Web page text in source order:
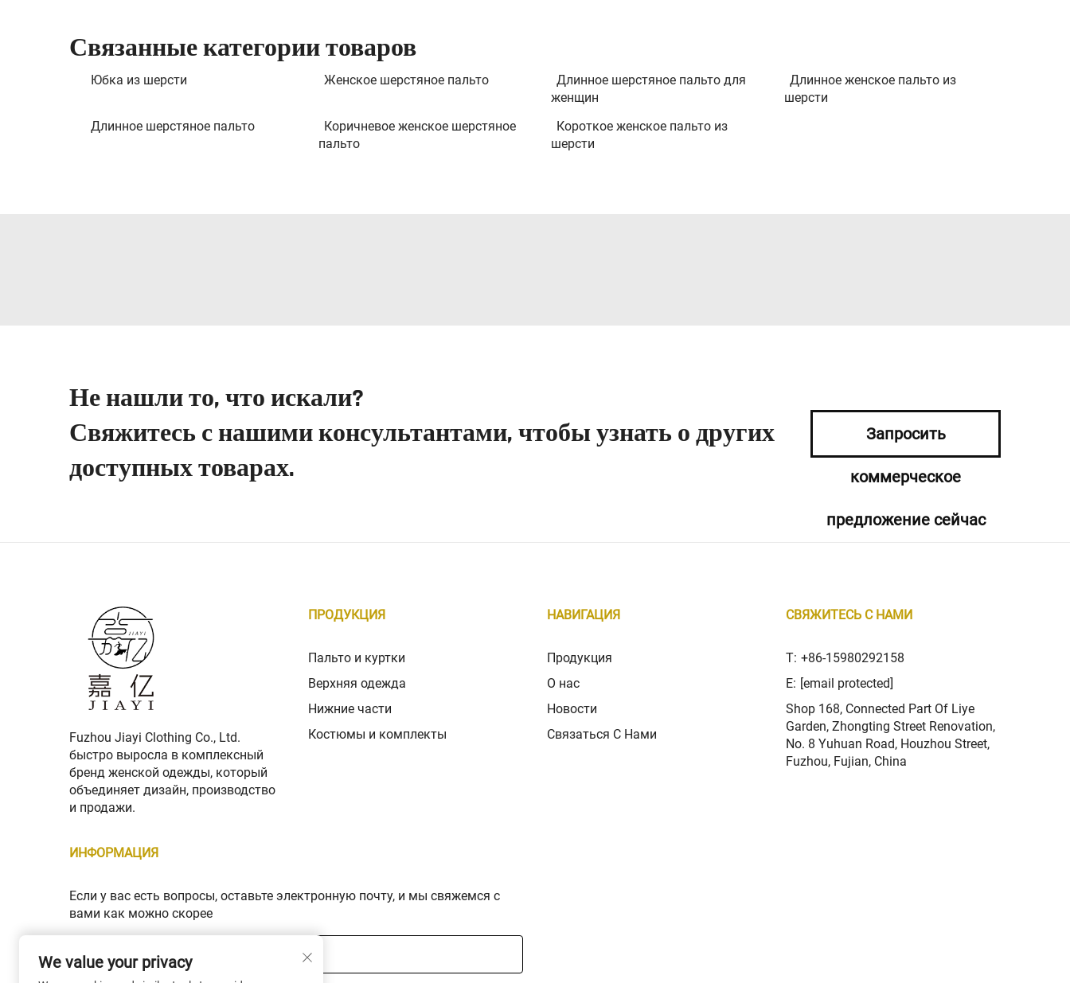
Связанные категории товаров
Юбка из шерсти Женское шерстяное пальто
Длинное шерстяное пальто для
женщин
Длинное женское пальто из
шерсти
Длинное шерстяное пальто
Коричневое женское шерстяное
пальто
Короткое женское пальто из
шерсти
Не нашли то, что искали?
Свяжитесь с нашими консультантами, чтобы узнать о других
доступных товарах.
Запросить
коммерческое
предложение сейчас
Fuzhou Jiayi Clothing Co., Ltd.
быстро выросла в комплексный
бренд женской одежды, который
объединяет дизайн, производство
и продажи.
ПРОДУКЦИЯ
Пальто и куртки
Верхняя одежда
Нижние части
Костюмы и комплекты
НАВИГАЦИЯ
Продукция
О нас
Новости
Связаться С Нами
СВЯЖИТЕСЬ С НАМИ
T: +86-15980292158
E: [email protected]
Shop 168, Connected Part Of Liye
Garden, Zhongting Street Renovation,
No. 8 Yuhuan Road, Houzhou Street,
Fuzhou, Fujian, China
ИНФОРМАЦИЯ
Если у вас есть вопросы, оставьте электронную почту, и мы свяжемся с
вами как можно скорее
Ваш адрес электронной почты *
We value your privacy